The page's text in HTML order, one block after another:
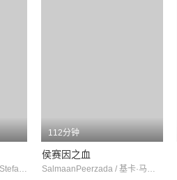
彼得·弗斯 / 苏珊·克劳利 / StefanKalinka
112分钟
侯赛因之血
SalmaanPeerzada / 基卡·马卡姆 / 萨米娜·佩尔扎达